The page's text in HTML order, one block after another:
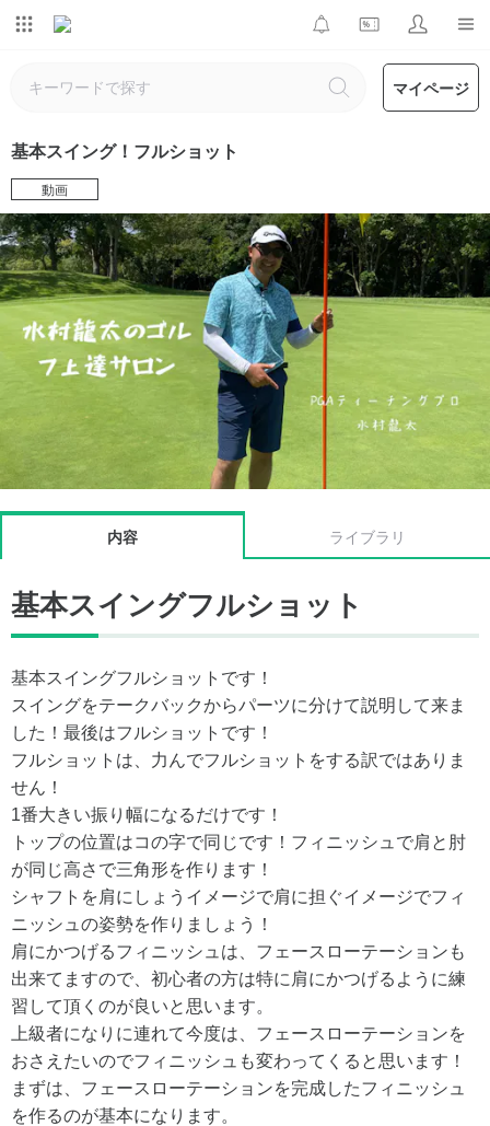
マイページ
基本スイング！フルショット
動画
内容 ライブラリ
基本スイングフルショット
基本スイングフルショットです！
スイングをテークバックからパーツに分けて説明して来ま
した！最後はフルショットです！
フルショットは、力んでフルショットをする訳ではありま
せん！
1番大きい振り幅になるだけです！
トップの位置はコの字で同じです！フィニッシュで肩と肘
が同じ高さで三角形を作ります！
シャフトを肩にしょうイメージで肩に担ぐイメージでフィ
ニッシュの姿勢を作りましょう！
肩にかつげるフィニッシュは、フェースローテーションも
出来てますので、初心者の方は特に肩にかつげるように練
習して頂くのが良いと思います。
上級者になりに連れて今度は、フェースローテーションを
おさえたいのでフィニッシュも変わってくると思います！
まずは、フェースローテーションを完成したフィニッシュ
を作るのが基本になります。